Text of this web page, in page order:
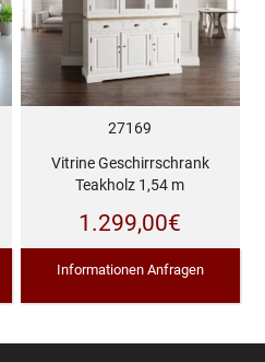
27169
Vitrine Geschirrschrank
Teakholz 1,54 m
1.299,00€
Informationen Anfragen